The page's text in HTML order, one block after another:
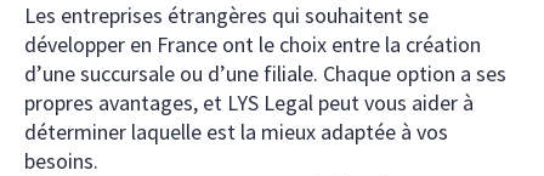
Les entreprises étrangères qui souhaitent se
développer en France ont le choix entre la création
d’une succursale ou d’une filiale. Chaque option a ses
propres avantages, et LYS Legal peut vous aider à
déterminer laquelle est la mieux adaptée à vos
besoins.